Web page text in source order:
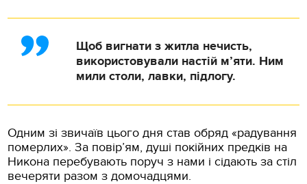
Щоб вигнати з житла нечисть,
використовували настій м’яти. Ним
мили столи, лавки, підлогу.
Одним зі звичаїв цього дня став обряд «радування
померлих». За повір’ям, душі покійних предків на
Никона перебувають поруч з нами і сідають за стіл
вечеряти разом з домочадцями.